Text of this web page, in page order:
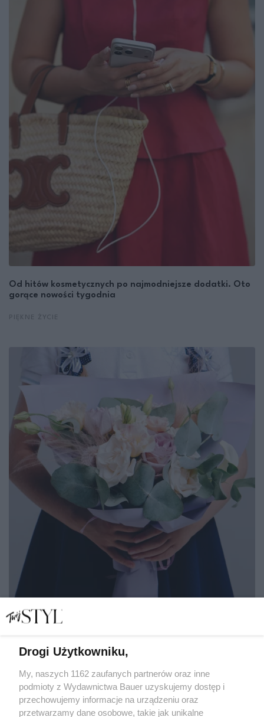
Od hitów kosmetycznych po najmodniejsze dodatki. Oto
gorące nowości tygodnia
naprawdę poczuł się doceniony?
MARIANNA WALISZEWSKA
Drogi Użytkowniku,
My, naszych 1162 zaufanych partnerów oraz inne
podmioty z Wydawnictwa Bauer uzyskujemy dostęp i
przechowujemy informacje na urządzeniu oraz
przetwarzamy dane osobowe, takie jak unikalne